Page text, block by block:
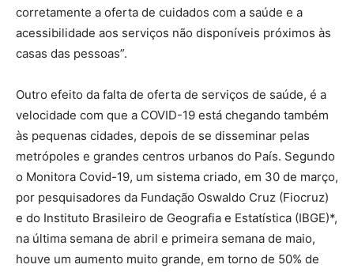
corretamente a oferta de cuidados com a saúde e a
acessibilidade aos serviços não disponíveis próximos às
casas das pessoas”.
Outro efeito da falta de oferta de serviços de saúde, é a
velocidade com que a COVID-19 está chegando também
às pequenas cidades, depois de se disseminar pelas
metrópoles e grandes centros urbanos do País. Segundo
o Monitora Covid-19, um sistema criado, em 30 de março,
por pesquisadores da Fundação Oswaldo Cruz (Fiocruz)
e do Instituto Brasileiro de Geografia e Estatística (IBGE)*,
na última semana de abril e primeira semana de maio,
houve um aumento muito grande, em torno de 50% de